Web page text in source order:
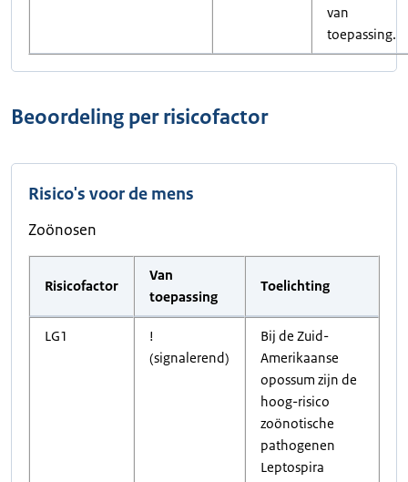
van
toepassing.
Beoordeling per risicofactor
Risico's voor de mens
Zoönosen
Risicofactor
Van
toepassing
Toelichting
LG1
!
(signalerend)
Bij de Zuid-
Amerikaanse
opossum zijn de
hoog-risico
zoönotische
pathogenen
Leptospira